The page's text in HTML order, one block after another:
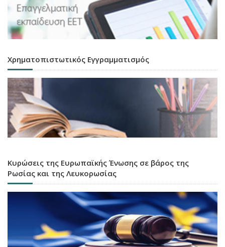
Χρηματοπιστωτικός Εγγραμματισμός
Κυρώσεις της Ευρωπαϊκής Ένωσης σε βάρος της
Ρωσίας και της Λευκορωσίας